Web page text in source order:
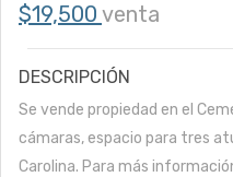
$19,500 venta
DESCRIPCIÓN
Se vende propiedad en el
cámaras, espacio para tres
Carolina. Para más